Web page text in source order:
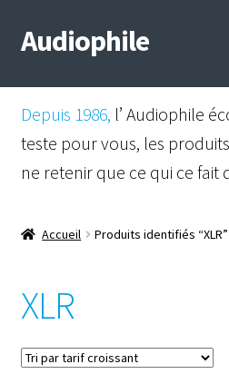
Aller
à
Aller
au
Audiophile
Mail
Shop
Instagram
Facebook
Depuis 1986, l’ Audiophile
teste pour vous, les
ne retenir que ce qui ce fait
Accueil Produits identifiés “XLR”
XLR